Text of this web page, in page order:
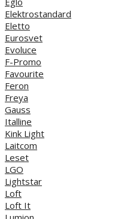
Elektrostandard
Eletto
Eurosvet
Evoluce
F-Promo
Favourite
Feron
Freya
Gauss
Italline
Kink Light
Laitcom
Leset
LGO
Lightstar
Loft
Loft It